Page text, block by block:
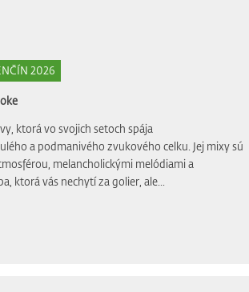
2026
ktorá vo svojich setoch spája
a podmanivého zvukového celku. Jej mixy sú
melancholickými melódiami a
ktorá vás nechytí za golier, ale...